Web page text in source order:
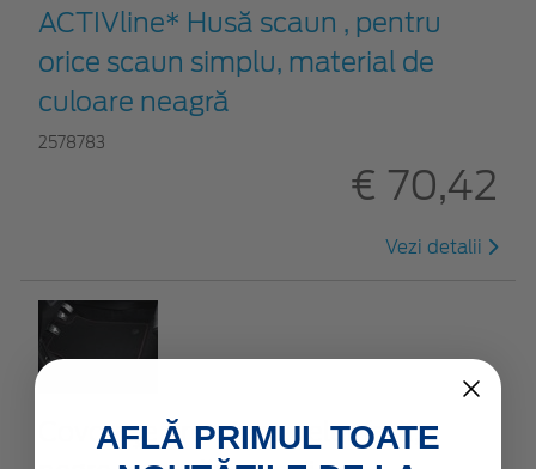
ACTIVline* Husă scaun , pentru
orice scaun simplu, material de
culoare neagră
2578783
€ 70,42
Vezi detalii
Covoraşe premium, velur față,
AFLĂ PRIMUL TOATE